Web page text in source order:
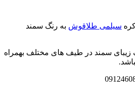
سیلمی طلاقوش به رنگ سمند
زیبای سمند در طیف های مختلف بهمراه